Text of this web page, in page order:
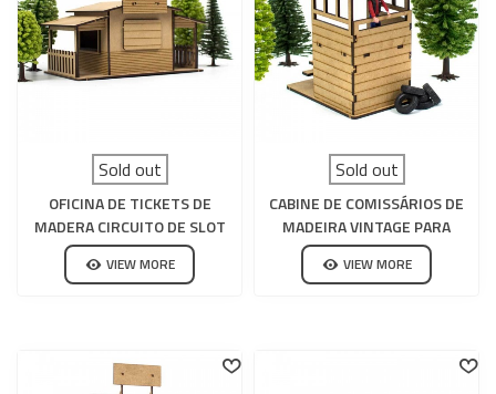
Sold out
OFICINA DE TICKETS DE
MADERA CIRCUITO DE SLOT
VIEW MORE
Sold out
CABINE DE COMISSÁRIOS DE
MADEIRA VINTAGE PARA
CIRCUITO DE SLOTS
VIEW MORE